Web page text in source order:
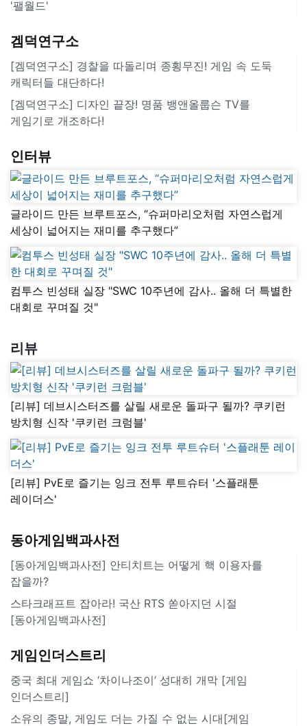
'팰월드'
겜덕연구소
[겜덕연구소] 경찰을 따돌리며 종횡무진! 게임 속 도둑
캐릭터들 대단하다!
[겜덕연구소] 디자인 끝장! 명품 뱅앤올룹슨 TV를
게임기로 개조하다!
인터뷰
글라이드 만든 브루트포스, “슈퍼마리오처럼 자연스럽게
세상이 넓어지는 재미를 추구했다”
컴투스 빈성태 실장 "SWC 10주년에 감사.. 올해 더 특별한
대회로 꾸며질 것"
리뷰
[리뷰] 데브시스터즈를 살릴 새로운 돌파구 될까? 쿠키런
방치형 신작 '쿠키런 크럼블'
[리뷰] PvE로 즐기는 잉크 전투 루트슈터 '스플래툰
레이더스'
동아게임백과사전
[동아게임백과사전] 안티치트는 어떻게 핵 이용자를
잡을까?
스타크래프트 잡아라! 국산 RTS 쏟아지던 시절
[동아게임백과사전]
게임인더스트리
중국 최대 게임쇼 ‘차이나조이’ 성대히 개막 [게임
인더스트리]
소유의 종말, 게임도 더는 가질 수 없는 시대[게임